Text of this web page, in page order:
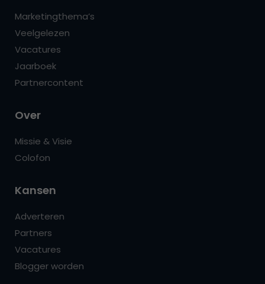
Marketingthema’s
Veelgelezen
Vacatures
Jaarboek
Partnercontent
Over
Missie & Visie
Colofon
Kansen
Adverteren
Partners
Vacatures
Blogger worden